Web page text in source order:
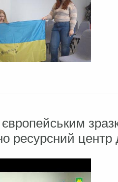
ресурсний центр